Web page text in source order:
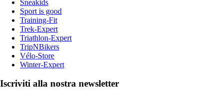
Sneakids
Sport is good
Training-Fit
Trek-Expert
Triathlon-Expert
TripNBikers
Vélo-Store
Winter-Expert
Iscriviti alla nostra newsletter